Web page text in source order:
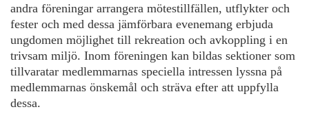
andra föreningar arrangera mötestillfällen, utflykter och
fester och med dessa jämförbara evenemang erbjuda
ungdomen möjlighet till rekreation och avkoppling i en
trivsam miljö. Inom föreningen kan bildas sektioner som
tillvaratar medlemmarnas speciella intressen lyssna på
medlemmarnas önskemål och sträva efter att uppfylla
dessa.